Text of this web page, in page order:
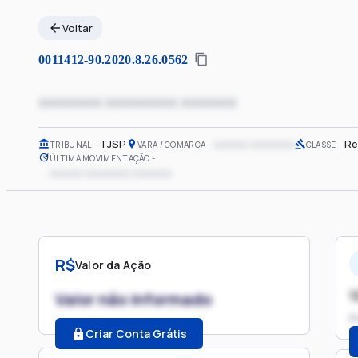
Voltar
0011412-90.2020.8.26.0562
xxxxxxxx xxxxxxxxx xxxxxxx
TRIBUNAL TJSP VARA / COMARCA CLASSE
ÚLTIMA MOVIMENTAÇÃO
R$Valor da Ação
Valor não informado
Criar Conta Grátis